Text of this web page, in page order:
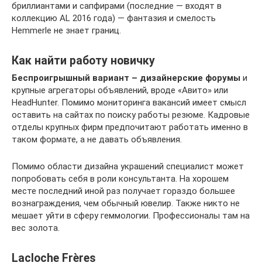
бриллиантами и сапфирами (последние — входят в
коллекцию AL 2016 года) — фантазия и смелость
Hemmerle не знает границ.
Как найти работу новичку
Беспроигрышный вариант – дизайнерские форумы и
крупные агрегаторы объявлений, вроде «Авито» или
HeadHunter. Помимо мониторинга вакансий имеет смысл
оставить на сайтах по поиску работы резюме. Кадровые
отделы крупных фирм предпочитают работать именно в
таком формате, а не давать объявления.
Помимо области дизайна украшений специалист может
попробовать себя в роли консультанта. На хорошем
месте последний иной раз получает гораздо большее
вознаграждения, чем обычный ювелир. Также никто не
мешает уйти в сферу геммологии. Профессионалы там на
вес золота.
Lacloche Frères